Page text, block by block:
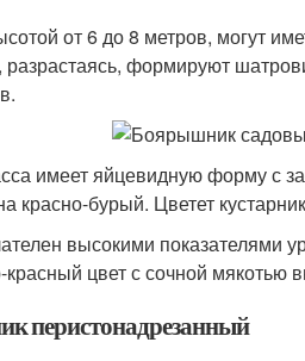
от 6 до 8 метров, могут
разрастаясь, формируют
имеет яйцевидную форму с
красно-бурый. Цветет
высокими показателями
цвет с сочной мякотью
перистонадрезанный